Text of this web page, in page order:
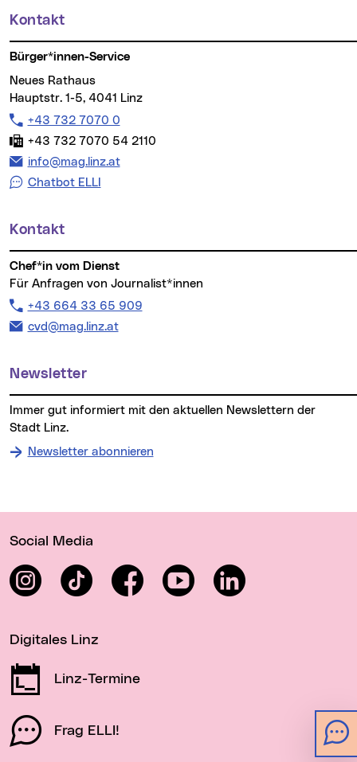
Weitere Informationen
Kontakt
Bürger*innen-Service
Neues Rathaus
Hauptstr. 1-5, 4041 Linz
Telefon:
+43 732 7070 0
Fax:
+43 732 7070 54 2110
E-Mail Adresse:
info@mag.linz.at
Chatbot ELLI
Kontakt
Chef*in vom Dienst
Für Anfragen von Journalist*innen
Telefon:
+43 664 33 65 909
E-Mail Adresse:
cvd@mag.linz.at
Newsletter
Stadt Linz.
Newsletter abonnieren
Social Media
InstagramTikTok FacebookYouTube LinkedIn
Digitales Linz
Linz-Termine
Frag ELLI!